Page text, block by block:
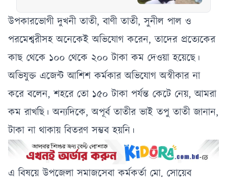
বিস্ময় গড়লেন
শিক্ষক রেজাউল
উপকারভোগী দুখনী তাতী, বাণী তাতী, সুনীল পাল ও
পরমেশ্বরীসহ অনেকেই অভিযোগ করেন, তাদের প্রত্যেকের
কাছ থেকে ১০০ থেকে ২০০ টাকা কম দেওয়া হয়েছে।
অভিযুক্ত এজেন্ট আশিশ কর্মকার অভিযোগ অস্বীকার না
করে বলেন, শহরে তো ১৫০ টাকা পর্যন্ত কেটে নেয়, আমরা
কম রাখছি। অন্যদিকে, অপূর্ব তাতীর ভাই তপু তাতী জানান,
টাকা না থাকায় বিতরণ সম্ভব হয়নি।
এ বিষয়ে উপজেলা সমাজসেবা কর্মকর্তা মো. সোয়েব